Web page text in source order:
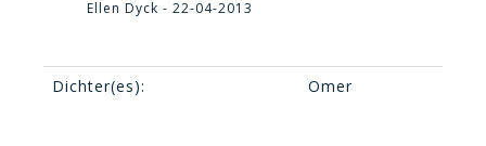
Ellen Dyck - 22-04-2013
Dichter(es): Omer